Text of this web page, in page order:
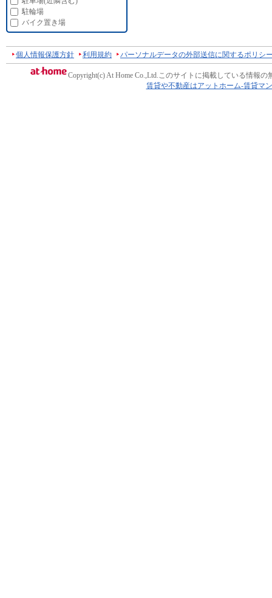
駐輪場
バイク置き場
個人情報保護方針 利用規約 パーソナルデータの外部送信に関するポリシ
Copyright(c) At Home Co.,Ltd.このサイトに掲載している情報の
賃貸や不動産はアットホーム-賃貸マ